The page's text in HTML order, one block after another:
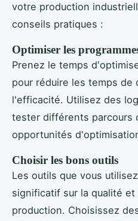
votre production
conseils pratiques :
Optimiser les
Prenez le temps
pour réduire les temps de
l'efficacité. Utilisez des
tester différents parcours
opportunités
Choisir les bons outils
Les outils que vous
significatif sur la qualité
production. Choisissez